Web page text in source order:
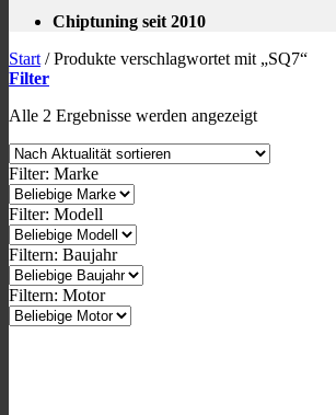
Chiptuning seit 2010
Start /Produkte verschlagwortet mit „SQ7“
Filter
Alle 2 Ergebnisse werden angezeigtNach
sortiert
Filter: Marke
Filter: Modell
Filtern: Baujahr
Filtern: Motor